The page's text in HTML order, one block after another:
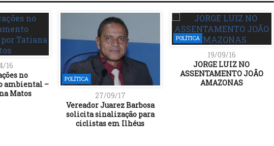
16
no
ambiental –
Matos
POLÍTICA
27/09/17
Vereador Juarez Barbosa
solicita sinalização para
ciclistas em Ilhéus
POLÍTICA
19/09/16
JORGE LUIZ NO
ASSENTAMENTO JOÃO
AMAZONAS